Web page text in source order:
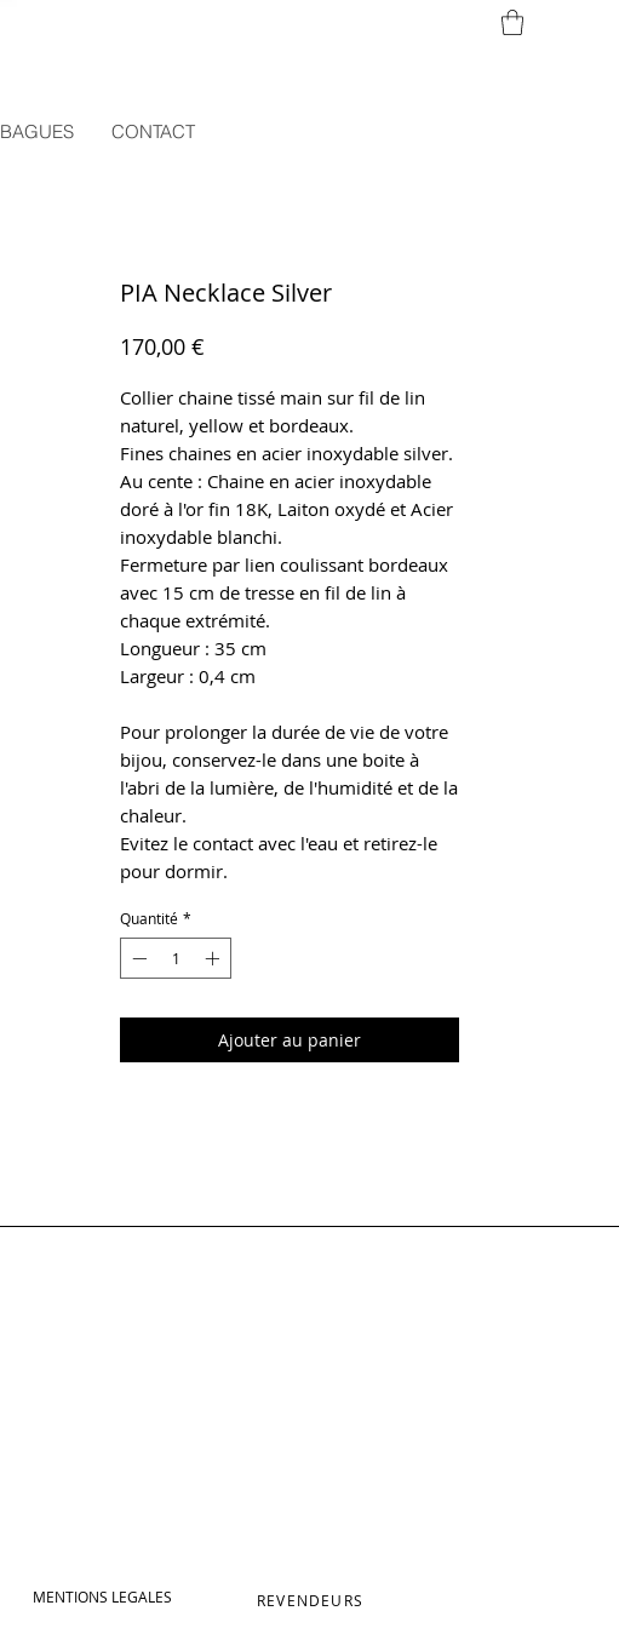
BAGUES CONTACT
PIA Necklace Silver
170,00 €
Collier chaine tissé main sur fil de lin
naturel, yellow et bordeaux.
Fines chaines en acier inoxydable silver.
Au cente : Chaine en acier inoxydable
doré à l'or fin 18K, Laiton oxydé et Acier
inoxydable blanchi.
Fermeture par lien coulissant bordeaux
avec 15 cm de tresse en fil de lin à
chaque extrémité.
Longueur : 35 cm
Largeur : 0,4 cm
Pour prolonger la durée de vie de votre
bijou, conservez-le dans une boite à
l'abri de la lumière, de l'humidité et de la
chaleur.
Evitez le contact avec l'eau et retirez-le
pour dormir.
Quantité *
Ajouter au panier
MENTIONS LEGALES REVENDEURS